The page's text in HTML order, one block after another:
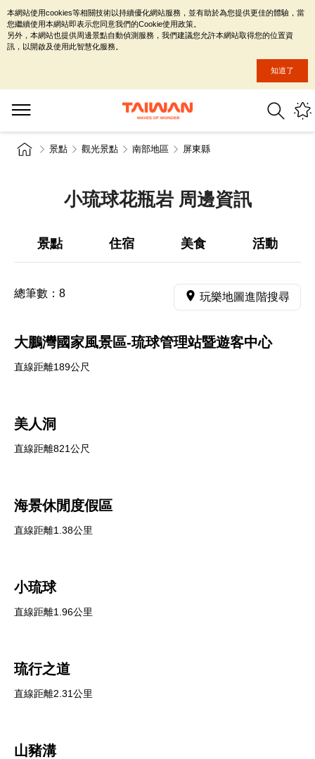
景點 觀光景點 南部地區 屏東縣
小琉球花瓶岩 周邊資訊
景點 住宿 美食 活動
總筆數： 8 玩樂地圖進階搜尋
大鵬灣國家風景區-琉球管理站暨遊客中心
直線距離189公尺
美人洞
直線距離821公尺
海景休閒度假區
直線距離1.38公里
小琉球
直線距離1.96公里
琉行之道
直線距離2.31公里
山豬溝
本網站使用cookies等相關技術以持續優化網站服務，並有助於為您提供更佳的體驗，當
您繼續使用本網站即表示您同意我們的Cookie使用政策。
另外，本網站也提供周邊景點自動偵測服務，我們建議您允許本網站取得您的位置資
訊，以開啟及使用此智慧化服務。
知道了